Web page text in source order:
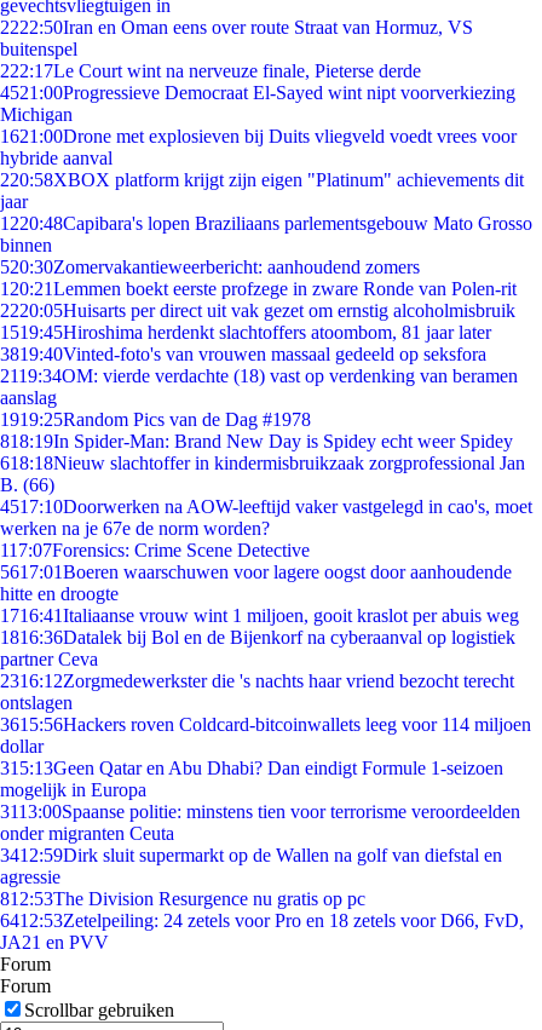
gevechtsvliegtuigen in
2222:50Iran en Oman eens over route Straat van Hormuz, VS
buitenspel
222:17Le Court wint na nerveuze finale, Pieterse derde
4521:00Progressieve Democraat El-Sayed wint nipt voorverkiezing
Michigan
1621:00Drone met explosieven bij Duits vliegveld voedt vrees voor
hybride aanval
220:58XBOX platform krijgt zijn eigen "Platinum" achievements dit
jaar
1220:48Capibara's lopen Braziliaans parlementsgebouw Mato Grosso
binnen
520:30Zomervakantieweerbericht: aanhoudend zomers
1 20:21Lemmen boekt eerste profzege in zware Ronde van Polen-rit
2220:05Huisarts per direct uit vak gezet om ernstig alcoholmisbruik
1519:45Hiroshima herdenkt slachtoffers atoombom, 81 jaar later
3819:40Vinted-foto's van vrouwen massaal gedeeld op seksfora
2119:34OM: vierde verdachte (18) vast op verdenking van beramen
aanslag
1919:25Random Pics van de Dag #1978
818:19In Spider-Man: Brand New Day is Spidey echt weer Spidey
618:18Nieuw slachtoffer in kindermisbruikzaak zorgprofessional Jan
B. (66)
4517:10Doorwerken na AOW-leeftijd vaker vastgelegd in cao's, moet
werken na je 67e de norm worden?
117:07Forensics: Crime Scene Detective
5617:01Boeren waarschuwen voor lagere oogst door aanhoudende
hitte en droogte
1716:41Italiaanse vrouw wint 1 miljoen, gooit kraslot per abuis weg
1816:36Datalek bij Bol en de Bijenkorf na cyberaanval op logistiek
partner Ceva
2316:12Zorgmedewerkster die 's nachts haar vriend bezocht terecht
ontslagen
3615:56Hackers roven Coldcard-bitcoinwallets leeg voor 114 miljoen
dollar
315:13Geen Qatar en Abu Dhabi? Dan eindigt Formule 1-seizoen
mogelijk in Europa
3113:00Spaanse politie: minstens tien voor terrorisme veroordeelden
onder migranten Ceuta
3412:59Dirk sluit supermarkt op de Wallen na golf van diefstal en
agressie
812:53The Division Resurgence nu gratis op pc
6412:53Zetelpeiling: 24 zetels voor Pro en 18 zetels voor D66, FvD,
JA21 en PVV
Forum
Forum
Scrollbar gebruiken